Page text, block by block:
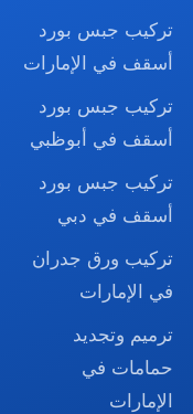
تركيب جبس بورد
أسقف في الإمارات
تركيب جبس بورد
أسقف في أبوظبي
تركيب جبس بورد
أسقف في دبي
تركيب ورق جدران
في الإمارات
ترميم وتجديد
حمامات في
الإمارات